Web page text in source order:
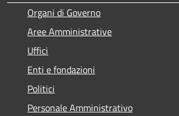
Organi di Governo
Aree Amministrative
Uffici
Enti e fondazioni
Politici
Personale Amministrativo